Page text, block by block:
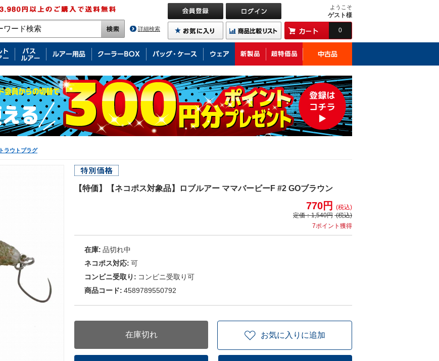
詳細検索
ようこそ
ゲスト様
0
トラウトプラグ
【特価】【ネコポス対象品】ロブルアー ママバービーF #2 GOブラウン
770円
(税込)
定価：1,540円 (税込)
7ポイント獲得
在庫: 品切れ中
ネコポス対応: 可
コンビニ受取り: コンビニ受取り可
商品コード: 4589789550792
在庫切れ お気に入りに追加